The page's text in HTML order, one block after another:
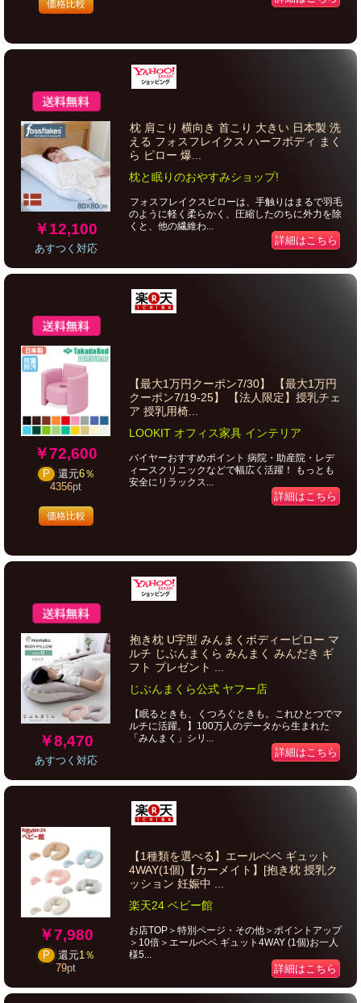
価格比較
￥12,100
あすつく対応
枕 肩こり 横向き 首こり 大きい 日本製 洗
える フォスフレイクス ハーフボディ まく
ら ピロー 爆...
枕と眠りのおやすみショップ!
フォスフレイクスピローは、手触りはまるで羽毛
のように軽く柔らかく、圧縮したのちに外力を除
くと、他の繊維わ...
詳細はこちら
￥72,600
P 還元6％
4356pt
価格比較
【最大1万円クーポン7/30】 【最大1万円
クーポン7/19-25】 【法人限定】授乳チェ
ア 授乳用椅...
LOOKIT オフィス家具 インテリア
バイヤーおすすめポイント 病院・助産院・レデ
ィースクリニックなどで幅広く活躍！ もっとも
安全にリラックス...
詳細はこちら
￥8,470
あすつく対応
抱き枕 U字型 みんまくボディーピロー マ
ルチ じぶんまくら みんまく みんだき ギ
フト プレゼント ...
じぶんまくら公式 ヤフー店
【眠るときも、くつろぐときも。これひとつでマ
ルチに活躍。】100万人のデータから生まれた
「みんまく」シリ...
詳細はこちら
￥7,980
P 還元1％
79pt
【1種類を選べる】エールベベ ギュット
4WAY(1個)【カーメイト】[抱き枕 授乳ク
ッション 妊娠中 ...
楽天24 ベビー館
お店TOP＞特別ページ・その他＞ポイントアップ
＞10倍＞エールベベ ギュット4WAY (1個)お一人
様5...
詳細はこちら